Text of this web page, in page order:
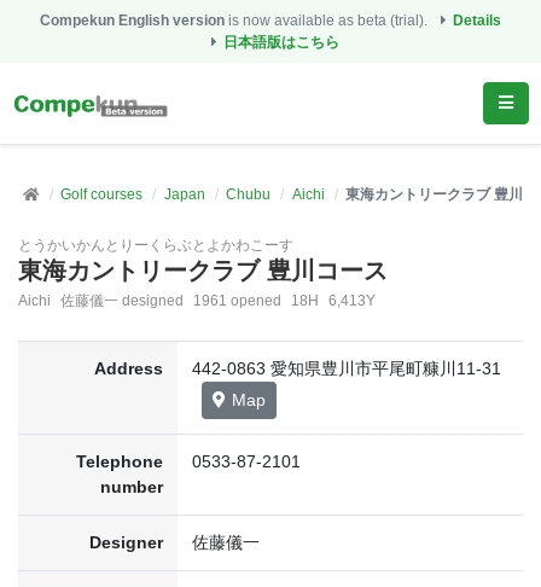
Compekun English version is now available as beta (trial).
Details
日本語版はこちら
Golf courses Japan Chubu Aichi 東海カントリークラブ 豊川コ
とうかいかんとりーくらぶとよかわこーす
東海カントリークラブ 豊川コース
Aichi 佐藤儀一 designed 1961 opened 18H 6,413Y
Address
442-0863 愛知県豊川市平尾町糠川11-31
Map
Telephone
number
0533-87-2101
Designer 佐藤儀一